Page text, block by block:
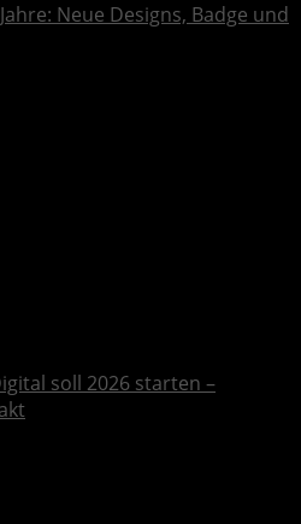
Neue Designs, Badge und
soll 2026 starten –